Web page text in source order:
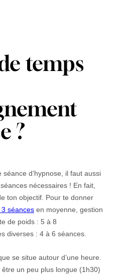
temps
?
d’hypnose, il faut aussi
nécessaires ! En fait,
ton objectif. Pour te donner
3 séances en moyenne, gestion
de poids : 5 à 8
diverses : 4 à 6 séances.
se situe autour d’une heure.
un peu plus longue (1h30)